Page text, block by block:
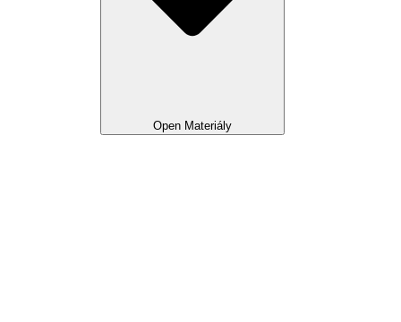
Open Materiály